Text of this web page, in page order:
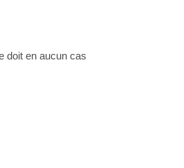
doit en aucun cas